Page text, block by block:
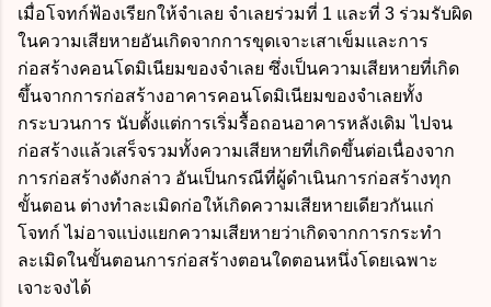
เมื่อโจทก์ฟ้องเรียกให้จำเลย จำเลยร่วมที่ 1 และที่ 3 ร่วมรับผิด
ในความเสียหายอันเกิดจากการขุดเจาะเสาเข็มและการ
ก่อสร้างคอนโดมิเนียมของจำเลย ซึ่งเป็นความเสียหายที่เกิด
ขึ้นจากการก่อสร้างอาคารคอนโดมิเนียมของจำเลยทั้ง
กระบวนการ นับตั้งแต่การเริ่มรื้อถอนอาคารหลังเดิม ไปจน
ก่อสร้างแล้วเสร็จรวมทั้งความเสียหายที่เกิดขึ้นต่อเนื่องจาก
การก่อสร้างดังกล่าว อันเป็นกรณีที่ผู้ดำเนินการก่อสร้างทุก
ขั้นตอน ต่างทำละเมิดก่อให้เกิดความเสียหายเดียวกันแก่
โจทก์ ไม่อาจแบ่งแยกความเสียหายว่าเกิดจากการกระทำ
ละเมิดในขั้นตอนการก่อสร้างตอนใดตอนหนึ่งโดยเฉพาะ
เจาะจงได้